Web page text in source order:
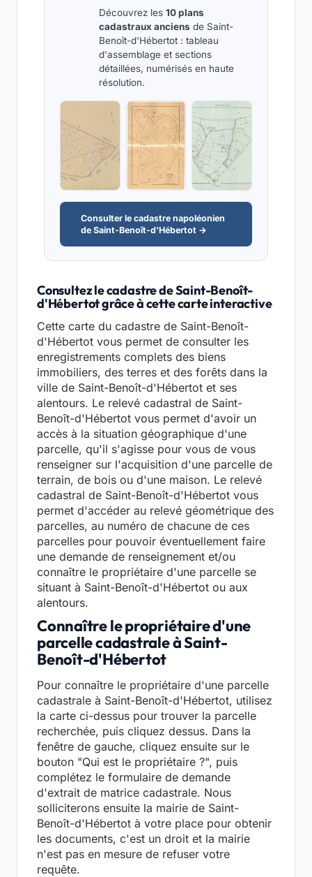
Découvrez les 10 plans
cadastraux anciens de Saint-
Benoît-d'Hébertot : tableau
d'assemblage et sections
détaillées, numérisés en haute
résolution.
Consulter le cadastre napoléonien
de Saint-Benoît-d'Hébertot →
Consultez le cadastre de Saint-Benoît-
d'Hébertot grâce à cette carte interactive
Cette carte du cadastre de Saint-Benoît-
d'Hébertot vous permet de consulter les
enregistrements complets des biens
immobiliers, des terres et des forêts dans la
ville de Saint-Benoît-d'Hébertot et ses
alentours. Le relevé cadastral de Saint-
Benoît-d'Hébertot vous permet d'avoir un
accès à la situation géographique d'une
parcelle, qu'il s'agisse pour vous de vous
renseigner sur l'acquisition d'une parcelle de
terrain, de bois ou d'une maison. Le relevé
cadastral de Saint-Benoît-d'Hébertot vous
permet d'accéder au relevé géométrique des
parcelles, au numéro de chacune de ces
parcelles pour pouvoir éventuellement faire
une demande de renseignement et/ou
connaître le propriétaire d'une parcelle se
situant à Saint-Benoît-d'Hébertot ou aux
alentours.
Connaître le propriétaire d'une
parcelle cadastrale à Saint-
Benoît-d'Hébertot
Pour connaître le propriétaire d'une parcelle
cadastrale à Saint-Benoît-d'Hébertot, utilisez
la carte ci-dessus pour trouver la parcelle
recherchée, puis cliquez dessus. Dans la
fenêtre de gauche, cliquez ensuite sur le
bouton "Qui est le propriétaire ?", puis
complétez le formulaire de demande
d'extrait de matrice cadastrale. Nous
solliciterons ensuite la mairie de Saint-
Benoît-d'Hébertot à votre place pour obtenir
les documents, c'est un droit et la mairie
n'est pas en mesure de refuser votre
requête.